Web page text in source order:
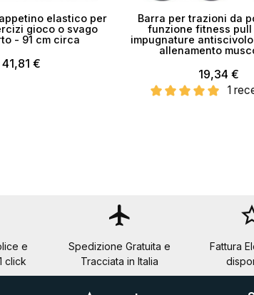
elastico per
gioco o svago
- 91 cm circa
41,81 €
Barra per trazioni da
funzione fitness pull
impugnature
allenamento
19,34 €
1
e
click
flight
Spedizione Gratuita e
Tracciata in Italia
Fattura